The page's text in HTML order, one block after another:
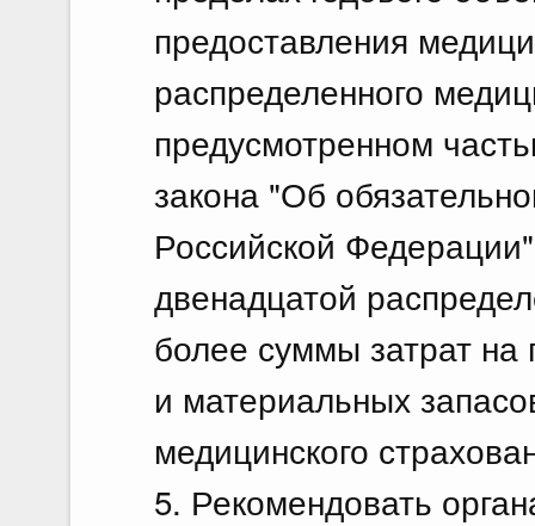
предоставления
распределенного
предусмотренном
закона "Об
Российской
двенадцатой
более суммы затрат на
и материальных
медицинского
5. Рекомендовать